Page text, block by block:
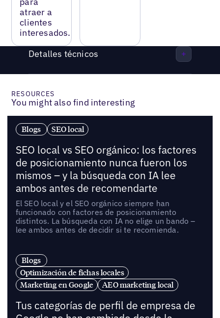
atraer a
clientes
interesados.
Detalles técnicos
RESOURCES
You might also find interesting
Blogs SEO local
SEO local vs SEO orgánico: los factores
de posicionamiento nunca fueron los
mismos – y la búsqueda con IA lee
ambos antes de recomendarte
El SEO local y el SEO orgánico siempre han
funcionado con factores de posicionamiento
distintos. La búsqueda con IA no elige un bando –
lee ambos antes de decidir si te recomienda.
Blogs
Optimización de fichas locales
Marketing en Google
AEO marketing local
Tus categorías de perfil de empresa de